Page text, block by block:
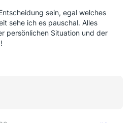
sein, egal welches
sehe ich es pauschal. Alles
persönlichen Situation und der